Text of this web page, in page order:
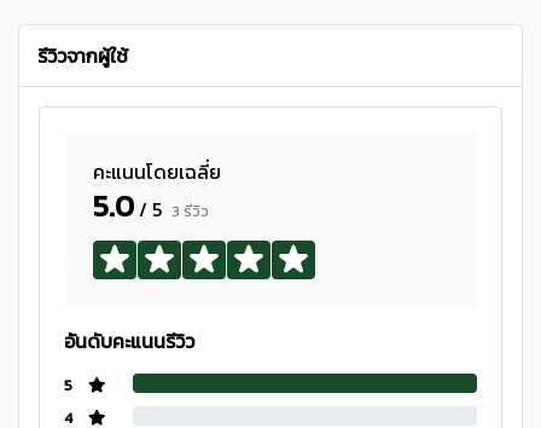
รีวิวจากผู้ใช้
คะแนนโดยเฉลี่ย
5.0/ 5 3 รีวิว
อันดับคะแนนรีวิว
5
4